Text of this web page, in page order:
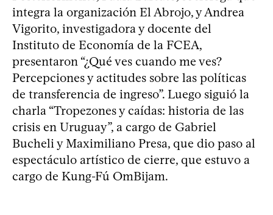
integra la organización El Abrojo, y Andrea
Vigorito, investigadora y docente del
Instituto de Economía de la FCEA,
presentaron “¿Qué ves cuando me ves?
Percepciones y actitudes sobre las políticas
de transferencia de ingreso”. Luego siguió la
charla “Tropezones y caídas: historia de las
crisis en Uruguay”, a cargo de Gabriel
Bucheli y Maximiliano Presa, que dio paso al
espectáculo artístico de cierre, que estuvo a
cargo de Kung-Fú OmBijam.